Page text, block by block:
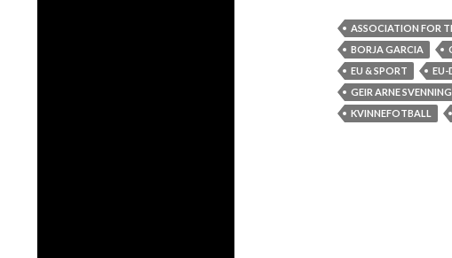
ASSOCIATION FOR
BORJA GARCIA
EU & SPORT
EU-
GEIR ARNE SVENNING
KVINNEFOTBALL